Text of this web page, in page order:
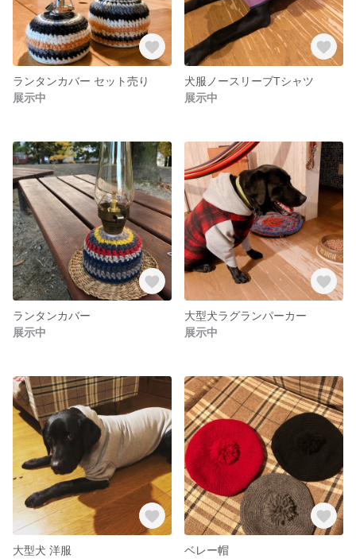
ランタンカバー セット売り
展示中
犬服ノースリーブTシャツ
展示中
ランタンカバー
展示中
大型犬ラグランパーカー
展示中
大型犬 洋服
ベレー帽